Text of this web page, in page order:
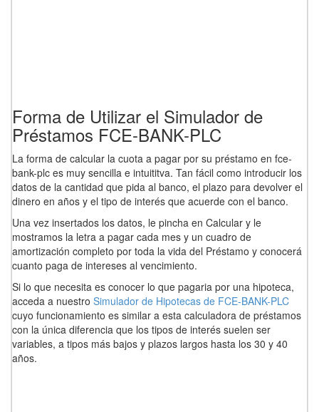
Forma de Utilizar el Simulador de
Préstamos FCE-BANK-PLC
La forma de calcular la cuota a pagar por su préstamo en fce-
bank-plc es muy sencilla e intuititva. Tan fácil como introducir los
datos de la cantidad que pida al banco, el plazo para devolver el
dinero en años y el tipo de interés que acuerde con el banco.
Una vez insertados los datos, le pincha en Calcular y le
mostramos la letra a pagar cada mes y un cuadro de
amortización completo por toda la vida del Préstamo y conocerá
cuanto paga de intereses al vencimiento.
Si lo que necesita es conocer lo que pagaria por una hipoteca,
acceda a nuestro Simulador de Hipotecas de FCE-BANK-PLC
cuyo funcionamiento es similar a esta calculadora de préstamos
con la única diferencia que los tipos de interés suelen ser
variables, a tipos más bajos y plazos largos hasta los 30 y 40
años.